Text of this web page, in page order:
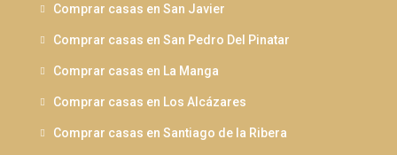
Comprar casas en San Javier
Comprar casas en San Pedro Del Pinatar
Comprar casas en La Manga
Comprar casas en Los Alcázares
Comprar casas en Santiago de la Ribera